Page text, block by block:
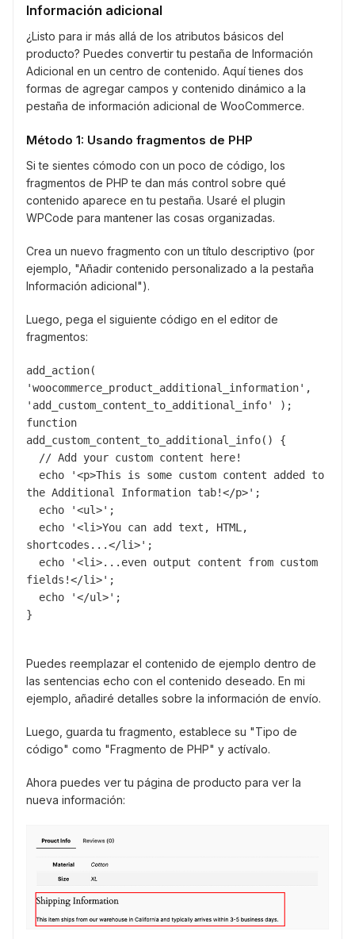
Información adicional
¿Listo para ir más allá de los atributos básicos del
producto? Puedes convertir tu pestaña de Información
Adicional en un centro de contenido. Aquí tienes dos
formas de agregar campos y contenido dinámico a la
pestaña de información adicional de WooCommerce.
Método 1: Usando fragmentos de PHP
Si te sientes cómodo con un poco de código, los
fragmentos de PHP te dan más control sobre qué
contenido aparece en tu pestaña. Usaré el plugin
WPCode para mantener las cosas organizadas.
Crea un nuevo fragmento con un título descriptivo (por
ejemplo, "Añadir contenido personalizado a la pestaña
Información adicional").
Luego, pega el siguiente código en el editor de
fragmentos:
add_action(
'woocommerce_product_additional_information',
'add_custom_content_to_additional_info' );
function
add_custom_content_to_additional_info() {
the Additional Information tab!</p>';
shortcodes...</li>';
fields!</li>';
}
Puedes reemplazar el contenido de ejemplo dentro de
las sentencias echo con el contenido deseado. En mi
ejemplo, añadiré detalles sobre la información de envío.
Luego, guarda tu fragmento, establece su "Tipo de
código" como "Fragmento de PHP" y actívalo.
Ahora puedes ver tu página de producto para ver la
nueva información: